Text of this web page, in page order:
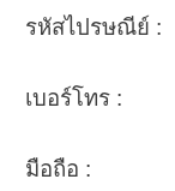
รหัสไปรษณีย์ :
เบอร์โทร :
มือถือ :